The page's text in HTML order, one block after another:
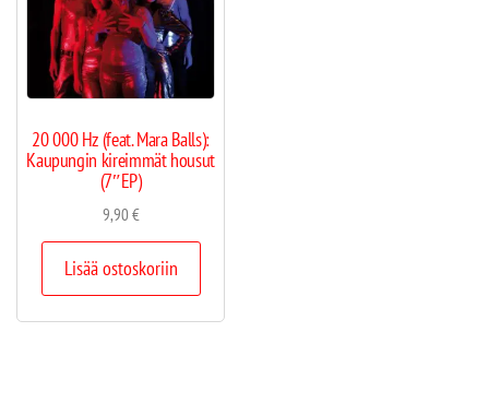
20 000 Hz (feat. Mara Balls):
Kaupungin kireimmät housut
(7″EP)
9,90€
Lisää ostoskoriin